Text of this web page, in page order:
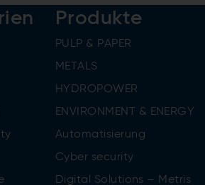
Produkte
PULP & PAPER
METALS
HYDROPOWER
ENVIRONMENT & ENERGY
Automatisierung
Cyber security
Digital Solutions – Metris